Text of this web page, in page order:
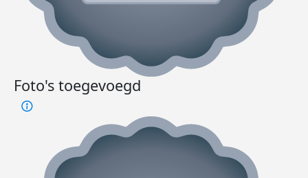
Foto's toegevoegd